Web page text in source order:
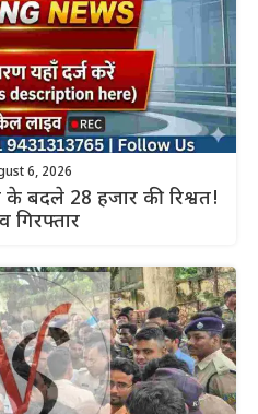
6, 2026
बदले 28 हजार की रिश्वत!
गिरफ्तार